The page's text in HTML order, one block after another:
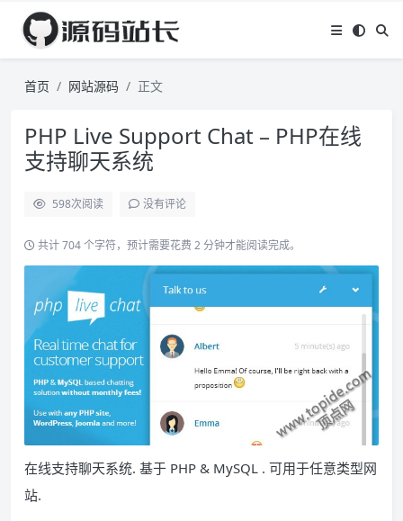
首页 网站源码 正文
PHP Live Support Chat – PHP在线
支持聊天系统
598次阅读 没有评论
共计 704 个字符，预计需要花费 2 分钟才能阅读完成。
在线支持聊天系统. 基于 PHP & MySQL . 可用于任意类型网
站.